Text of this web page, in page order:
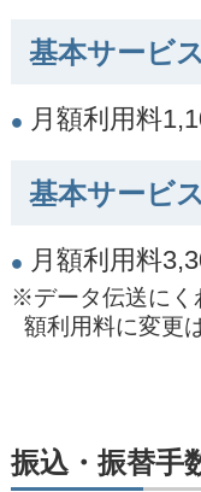
基本サービ
月額利用料
基本サービ
月額利用料
※データ伝送にく
額利用料に変更
振込・振替手